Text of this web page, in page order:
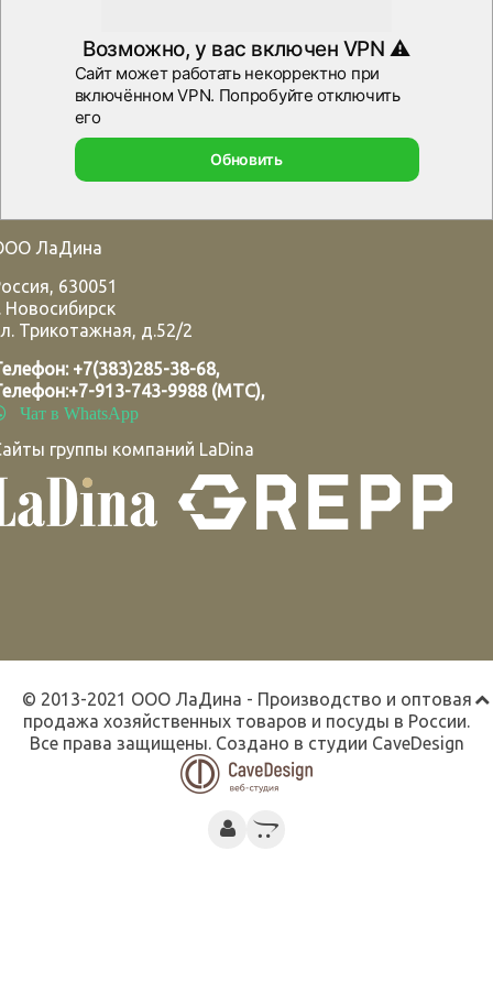
ЛаДина
, 630051
Новосибирск
Трикотажная, д.52/2
+7(383)285-38-68,
+7-913-743-9988 (МТС),
Чат в WhatsApp
группы компаний LaDina
© 2013-2021 ООО ЛаДина - Производство и оптовая
продажа хозяйственных товаров и посуды в России.
Все права защищены. Создано в студии CaveDesign